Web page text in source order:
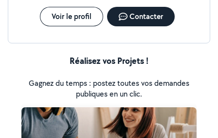
Voir le profil Contacter
Réalisez vos Projets !
Gagnez du temps : postez toutes vos demandes
publiques en un clic.